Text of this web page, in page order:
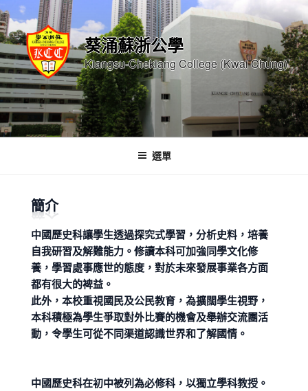
跳
至
內
容
葵涌蘇浙公學
Kiangsu-Chekiang College (Kwai Chung)
選單
簡介
中國歷史科讓學生透過探究式學習，分析史料，培養
自我研習及解難能力。修讀本科可加強同學文化修
養，學習處事應世的態度，對於未來發展事業各方面
都有很大的裨益。
此外，本校重視國民及公民教育，為擴闊學生視野，
本科積極為學生爭取對外比賽的機會及舉辦交流團活
動，令學生可從不同渠道認識世界和了解國情。
中國歷史科在初中被列為必修科，以獨立學科教授。